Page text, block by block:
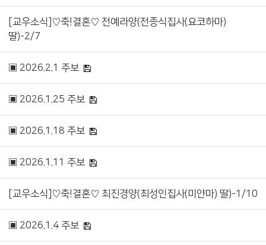
[교우소식]♡축!결혼♡ 전예라양(전종식집사(요코하마)
딸)-2/7
▣ 2026.2.1 주보
▣ 2026.1.25 주보
▣ 2026.1.18 주보
▣ 2026.1.11 주보
[교우소식]♡축!결혼♡ 최진경양(최성인집사(미얀마) 딸)-1/10
▣ 2026.1.4 주보